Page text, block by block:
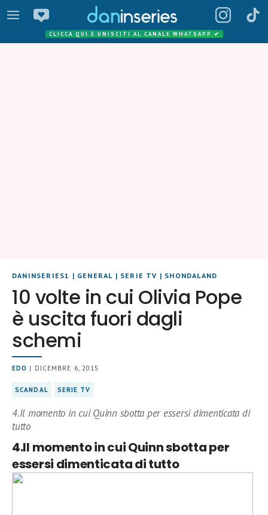
CLICCA QUI E UNISCITI AL CANALE WHATSAPP ✔
DANINSERIES1 | GENERAL | SERIE TV | SHONDALAND
10 volte in cui Olivia Pope
è uscita fuori dagli
schemi
EDO | DICEMBRE 6, 2015
SCANDAL SERIE TV
4.Il momento in cui Quinn sbotta per essersi dimenticata di
tutto
4.Il momento in cui Quinn sbotta per
essersi dimenticata di tutto